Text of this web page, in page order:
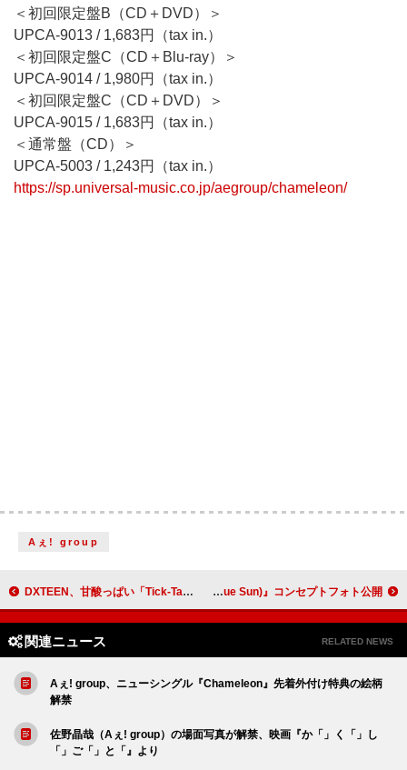
＜初回限定盤B（CD＋DVD）＞
UPCA-9013 / 1,683円（tax in.）
＜初回限定盤C（CD＋Blu-ray）＞
UPCA-9014 / 1,980円（tax in.）
＜初回限定盤C（CD＋DVD）＞
UPCA-9015 / 1,683円（tax in.）
＜通常盤（CD）＞
UPCA-5003 / 1,243円（tax in.）
https://sp.universal-music.co.jp/aegroup/chameleon/
Aぇ! group
DXTEEN、甘酸っぱい「Tick-Tack」MV公開 aoen、“やんちゃクール”な『青い太陽 (The Blue Sun)』コンセプトフォト公開
関連ニュース RELATED NEWS
Aぇ! group、ニューシングル『Chameleon』先着外付け特典の絵柄
解禁
佐野晶哉（Aぇ! group）の場面写真が解禁、映画『か「」く「」し
「」ご「」と「』より